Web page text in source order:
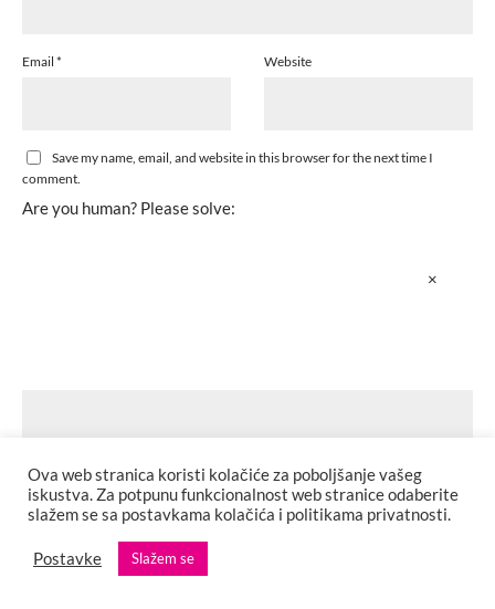
Email * Website
Save my name, email, and website in this browser for the next time I
comment.
Are you human? Please solve:
Ova web stranica koristi kolačiće za poboljšanje vašeg
iskustva. Za potpunu funkcionalnost web stranice odaberite
slažem se sa postavkama kolačića i politikama privatnosti.
Postavke Slažem se
×